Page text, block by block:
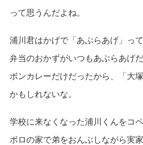
って思うんだよね。
浦川君はかげで「あぶらあげ」っ
弁当のおかずがいつもあぶらあげ
ボンカレーだけだったから、「大
かもしれないな。
学校に来なくなった浦川くんをコ
ボロの家で弟をおんぶしながら実